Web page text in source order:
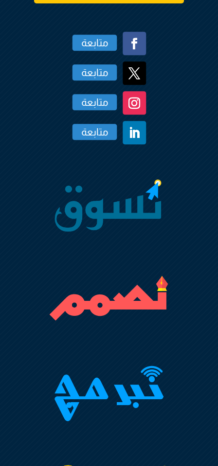
متابعة
متابعة
متابعة
متابعة